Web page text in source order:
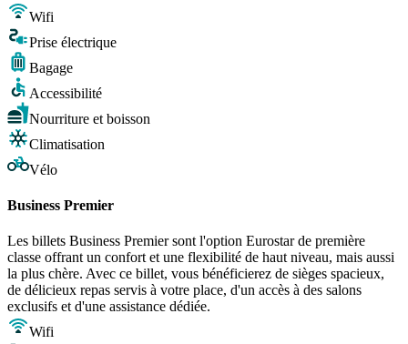
Wifi
Prise électrique
Bagage
Accessibilité
Nourriture et boisson
Climatisation
Vélo
Business Premier
Les billets Business Premier sont l'option Eurostar de première
classe offrant un confort et une flexibilité de haut niveau, mais aussi
la plus chère. Avec ce billet, vous bénéficierez de sièges spacieux,
de délicieux repas servis à votre place, d'un accès à des salons
exclusifs et d'une assistance dédiée.
Wifi